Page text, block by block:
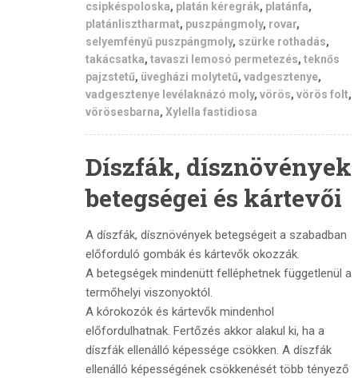
csipkéspoloska, platán kéregrák, platánfa,
platánlisztharmat, puszpángmoly, rovar,
selyemfényű puszpángmoly, szürke rothadás,
takácsatka, tavaszi lemosó permetezés, teknős
pajzstetű, üvegházi molytetű, vadgesztenye,
vadgesztenye levélaknázó moly, vörös, vörös folt,
vörösesbarna, Xylella fastidiosa
Díszfák, dísznövények
betegségei és kártevői
A díszfák, dísznövények betegségeit a szabadban
előforduló gombák és kártevők okozzák.
A betegségek mindenütt felléphetnek függetlenül a
termőhelyi viszonyoktól.
A kórokozók és kártevők mindenhol
előfordulhatnak. Fertőzés akkor alakul ki, ha a
díszfák ellenálló képessége csökken. A díszfák
ellenálló képességének csökkenését több tényező